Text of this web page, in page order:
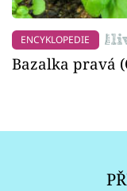
ENCYKLOPEDIE
Bazalka pravá